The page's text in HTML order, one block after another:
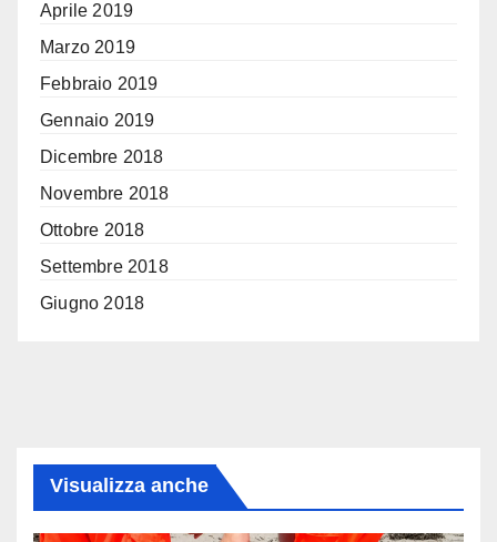
Aprile 2019
Marzo 2019
Febbraio 2019
Gennaio 2019
Dicembre 2018
Novembre 2018
Ottobre 2018
Settembre 2018
Giugno 2018
Visualizza anche